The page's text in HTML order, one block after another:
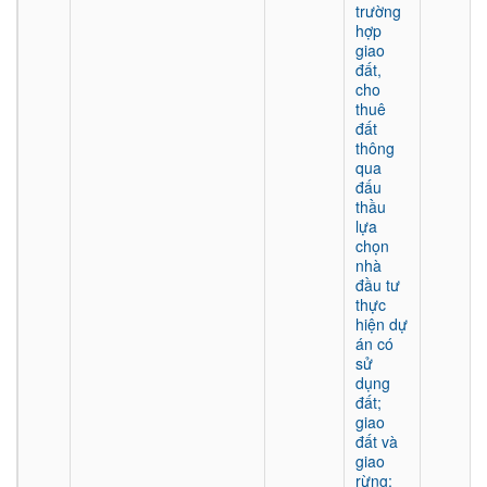
trường
hợp
giao
đất,
cho
thuê
đất
thông
qua
đấu
thầu
lựa
chọn
nhà
đầu tư
thực
hiện dự
án có
sử
dụng
đất;
giao
đất và
giao
rừng;